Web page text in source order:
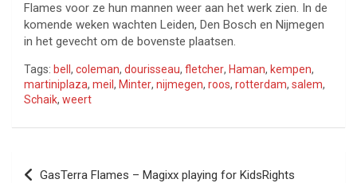
Flames voor ze hun mannen weer aan het werk zien. In de
komende weken wachten Leiden, Den Bosch en Nijmegen
in het gevecht om de bovenste plaatsen.
Tags: bell , coleman, dourisseau, fletcher, Haman, kempen,
martiniplaza, meil , Minter, nijmegen, roos, rotterdam, salem,
Schaik, weert
Bericht
GasTerra Flames – Magixx playing for KidsRights